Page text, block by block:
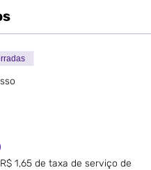
1,65 de taxa de serviço de